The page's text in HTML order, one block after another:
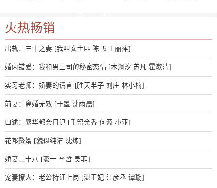
火热畅销
出轨：三十之妻 [我叫女土匪 陈飞 王丽萍]
婚内错爱：我和男上司的秘密恋情 [木澜汐 苏凡 霍漱清]
实习老师：娇妻的谎言 [胜天半子 刘庄 林小楠]
前妻：离婚无效 [于墨 沈雨晨]
口述：繁华都会日记 [手留余香 何源 小亚]
花都赘婿 [貌似纯洁 沈炼]
娇妻二十八 [袤一 李哲 吴菲]
宠妻撩人：老公持证上岗 [湛王妃 江彦丞 谭璇]